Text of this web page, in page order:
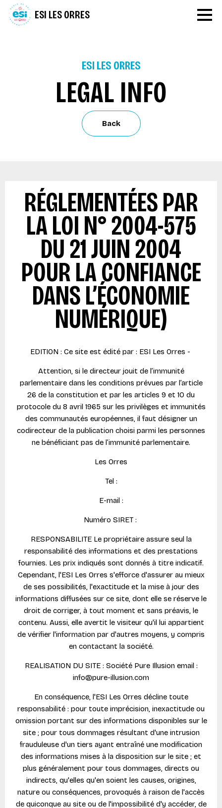
ESI LES ORRES
LEGAL INFO
ESI LES ORRES
Back
RÉGLEMENTÉES PAR
LA LOI N° 2004-575
DU 21 JUIN 2004
POUR LA CONFIANCE
DANS L’ÉCONOMIE
NUMÉRIQUE)
EDITION : Ce site est édité par : ESI Les Orres -
Attention, si le directeur jouit de l’immunité
parlementaire dans les conditions prévues par l’article
26 de la constitution et par les articles 9 et 10 du
protocole du 8 avril 1965 sur les privilèges et immunités
des communautés européennes, il faut désigner un
codirecteur de la publication choisi parmi les personnes
ne bénéficiant pas de l’immunité parlementaire.
Les Orres
Tel :
E-mail :
Numéro SIRET :
RESPONSABILITE Le propriétaire assure seul la
responsabilité des informations et des prestations
fournies. Les prix indiqués sont donnés à titre indicatif.
Cependant, l'ESI Les Orres s'efforce d'assurer au mieux
de ses possibilités, l'exactitude et la mise à jour des
informations diffusées sur ce site, dont elle se réserve le
droit de corriger, à tout moment et sans préavis, le
contenu. Aussi, elle avertit le visiteur qu'il lui appartient
de vérifier l'information par d'autres moyens, y compris
en contactant la société.
REALISATION DU SITE : Société Pure Illusion email :
info@pure-illusion.com
En conséquence, l'ESI Les Orres décline toute
responsabilité : pour toute imprécision, inexactitude ou
omission portant sur des informations disponibles sur le
site ; pour tous dommages résultant d'une intrusion
frauduleuse d'un tiers ayant entraîné une modification
des informations mises à la disposition sur le site ; et
plus généralement pour tous dommages, directs ou
indirects, qu'elles qu'en soient les causes, origines,
nature ou conséquences, provoqués à raison de l'accès
de quiconque au site ou de l'impossibilité d'y accéder, de